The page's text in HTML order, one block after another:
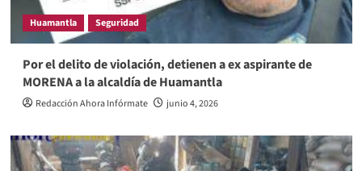
Huamantla Seguridad
Por el delito de violación, detienen a ex aspirante de
MORENA a la alcaldía de Huamantla
Redacción Ahora Infórmate junio 4, 2026